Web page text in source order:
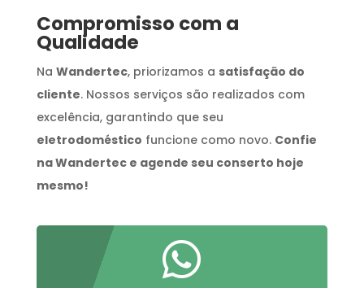
Compromisso com a
Qualidade
Na Wandertec, priorizamos a satisfação do
cliente. Nossos serviços são realizados com
excelência, garantindo que seu
eletrodoméstico funcione como novo. Confie
na Wandertec e agende seu conserto hoje
mesmo!
